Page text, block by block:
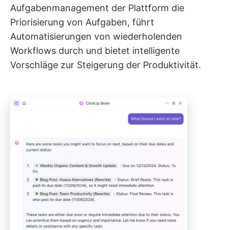
Aufgabenmanagement der Plattform die
Priorisierung von Aufgaben, führt
Automatisierungen von wiederholenden
Workflows durch und bietet intelligente
Vorschläge zur Steigerung der Produktivität.